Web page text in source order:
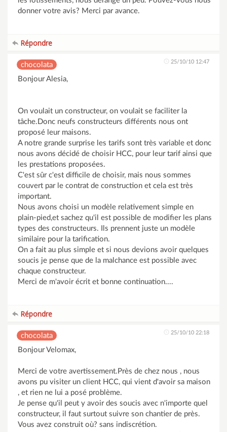
donner votre avis? Merci par avance.
Répondre
chocolata 25/10/10 12:47
Bonjour Alesia,
On voulait un constructeur, on voulait se faciliter la
tâche.Donc neufs constructeurs différents nous ont
proposé leur maisons.
A notre grande surprise les tarifs sont très variable et donc
nous avons décidé de choisir HCC, pour leur tarif ainsi que
les prestations proposées.
C'est sûr c'est difficile de choisir, mais nous sommes
couvert par le contrat de construction et cela est très
important.
Nous avons choisi un modèle relativement simple en
plain-pied,et sachez qu'il est possible de modifier les plans
types des constructeurs. Ils prennent juste un modèle
similaire pour la tarification.
On a fait au plus simple et si nous devions avoir quelques
soucis je pense que de la malchance est possible avec
chaque constructeur.
Merci de m'avoir écrit et bonne continuation....
Répondre
chocolata 25/10/10 22:18
Bonjour Velomax,
Merci de votre avertissement.Près de chez nous , nous
avons pu visiter un client HCC, qui vient d'avoir sa maison
, et rien ne lui a posé problème.
Je pense qu'il peut y avoir des soucis avec n'importe quel
constructeur, il faut surtout suivre son chantier de près.
Vous avez construit où? sans indiscrétion.